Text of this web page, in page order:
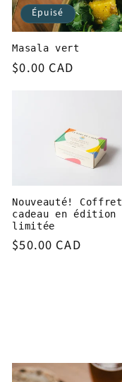
Épuisé
Masala vert
Prix habituel
$0.00 CAD
Nouveauté! Coffret
cadeau en édition
limitée
Prix habituel
$50.00 CAD